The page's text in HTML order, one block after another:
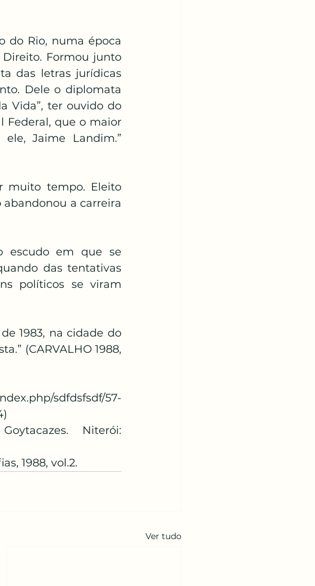
do Rio, numa época
Formou junto
das letras jurídicas
Dele o diplomata
Vida”, ter ouvido do
Federal, que o maior
Jaime Landim.”
muito tempo. Eleito
a carreira
o escudo em que se
das tentativas
políticos se viram
1983, na cidade do
(CARVALHO 1988,
sdfdsfsdf/57-
Niterói:
1988, vol.2.
Ver tudo